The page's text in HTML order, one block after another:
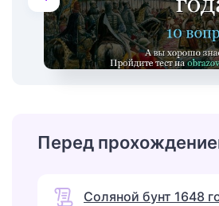
Перед
Соляной бунт 1648